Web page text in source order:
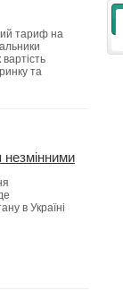
тариф на
та
в Україні